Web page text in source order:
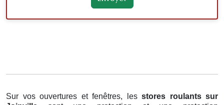
Sur vos ouvertures et fenêtres, les stores roulants sur